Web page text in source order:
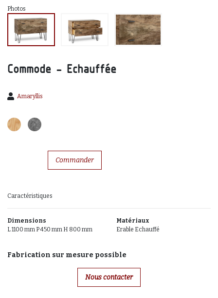
Photos
Commode - Echauffée
Amaryllis
Commander
Caractéristiques
Dimensions
L 1100 mm P 450 mm H 800 mm
Matériaux
Erable Echauffé
Fabrication sur mesure possible
Nous contacter